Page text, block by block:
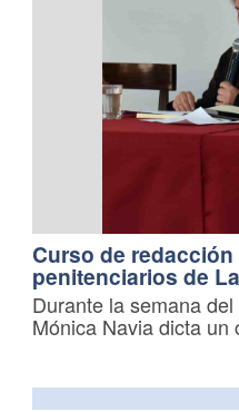
Curso de
penitenciarios de
Durante la semana
Mónica Navia dicta un